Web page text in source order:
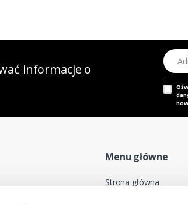
informacje o
Adres
Menu główne
Strona główna